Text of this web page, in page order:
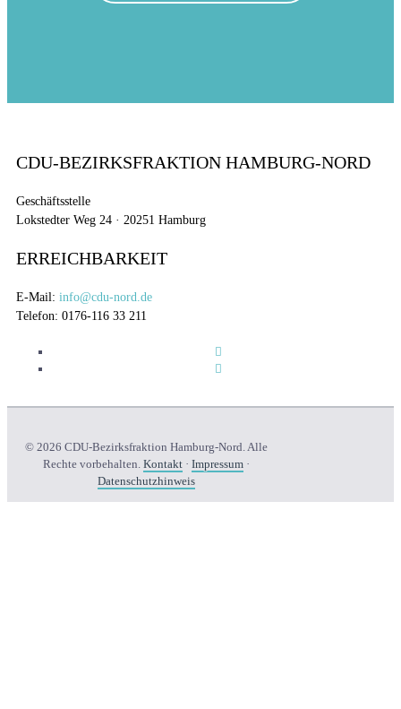
CDU-BEZIRKSFRAKTION HAMBURG-NORD
Geschäftsstelle
Lokstedter Weg 24 · 20251 Hamburg
ERREICHBARKEIT
E-Mail: info@cdu-nord.de
Telefon: 0176-116 33 211
© 2026 CDU-Bezirksfraktion Hamburg-Nord. Alle
Rechte vorbehalten. Kontakt· Impressum·
Datenschutzhinweis